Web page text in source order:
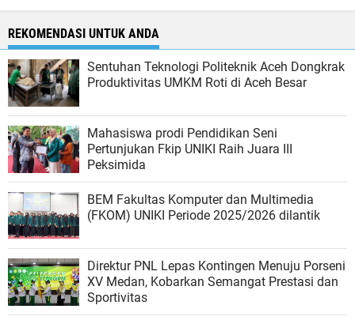
REKOMENDASI UNTUK ANDA
Sentuhan Teknologi Politeknik Aceh Dongkrak
Produktivitas UMKM Roti di Aceh Besar
Mahasiswa prodi Pendidikan Seni
Pertunjukan Fkip UNIKI Raih Juara III
Peksimida
BEM Fakultas Komputer dan Multimedia
(FKOM) UNIKI Periode 2025/2026 dilantik
Direktur PNL Lepas Kontingen Menuju Porseni
XV Medan, Kobarkan Semangat Prestasi dan
Sportivitas